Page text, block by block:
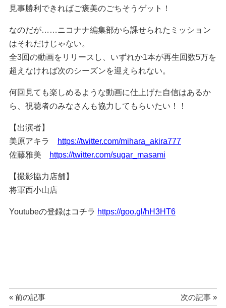
見事勝利できればご褒美のごちそうゲット！
なのだが……ニコナナ編集部から課せられたミッション
はそれだけじゃない。
全3回の動画をリリースし、いずれか1本が再生回数5万を
超えなければ次のシーズンを迎えられない。
何回見ても楽しめるような動画に仕上げた自信はあるか
ら、視聴者のみなさんも協力してもらいたい！！
【出演者】
美原アキラ https://twitter.com/mihara_akira777
佐藤雅美 https://twitter.com/sugar_masami
【撮影協力店舗】
将軍西小山店
Youtubeの登録はコチラ https://goo.gl/hH3HT6
« 前の記事 次の記事 »